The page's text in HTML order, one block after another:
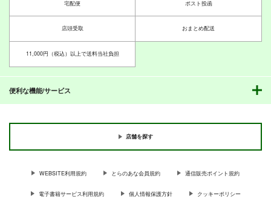
330 （税込）
THE IDOLM@STER MILLION LIVE!
北沢志保
最上静香
田中琴葉
330 （税込）
北沢志保
最上静香
330円（税込）
七尾百合子×望月杏奈
宅配便 ポスト投函
店頭受取 おまとめ配送
11,000円（税込）以上で送料当社負担
便利な機能/サービス
店舗を探す
WEBSITE利用規約 とらのあな会員規約 通信販売ポイント規約
電子書籍サービス利用規約 個人情報保護方針 クッキーポリシー